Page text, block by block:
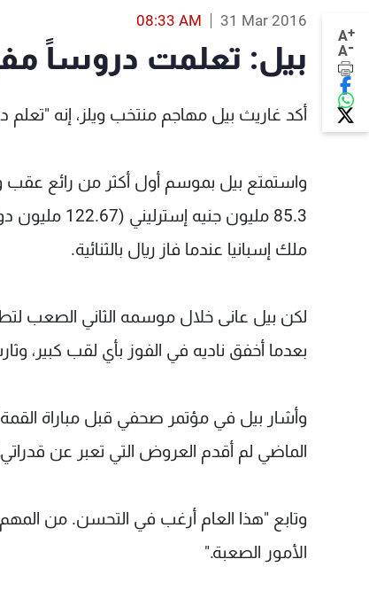
A+
A-
31 Mar 2016
08:33 AM
بيل: تعلمت دروساً
أكد غاريث بيل مهاجم منتخب ويلز، إنه
واستمتع بيل بموسم أول أكثر من رائع عقب
ملك إسبانيا عندما فاز ريال بالثنائية.
لكن بيل عانى خلال موسمه الثاني الصعب
بعدما أخفق ناديه في الفوز بأي لقب كبير،
وأشار بيل في مؤتمر صحفي قبل مباراة القمة
الماضي لم أقدم العروض التي تعبر عن
وتابع "هذا العام أرغب في التحسن. من
الأمور الصعبة."